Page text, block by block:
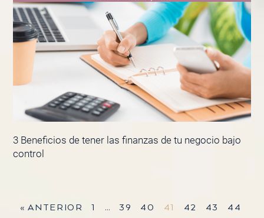
3 Beneficios de tener las finanzas de tu negocio bajo
control
« ANTERIOR 1 … 39 40 41 42 43
44